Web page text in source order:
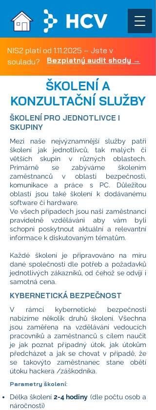
NIS2 platí od 1.11.2025 – Jste v
souladu?
Bezplatný audit shody →
ŠKOLENÍ A
KONZULTAČNÍ SLUŽBY
ŠKOLENÍ PRO JEDNOTLIVCE I
SKUPINY
Mezi naše nejvýznamnější služby patři
školení jak jednotlivců, tak malých či
větších skupin v různých oblastech.
Primárně se zabýváme školením
zaměstnanců v oblasti bezpečnosti,
komunikace a práce s PC. Důležitou
oblastí jsou také školení k dodávanému
software či hardware.
Ve všech případech jsou naši zaměstnanci
pravidelně vzděláváni aby vám byli
schopni poskytnout aktuální a relevantní
informace k diskutovaným tématům.
Každé školení je připravováno na míru
dané společnosti dle potřeb a požadavků
jednotlivých zákazníků, od čehož se odvíjí i
samotná cena.
KYBERNETICKÁ BEZPEČNOST
V rámci kybernetické bezpečnosti
nabízíme několik druhů školení. Všechna
jsou zaměřena na vzdělávání vedoucích
pracovníků a zaměstnanců s cílem naučit
je jak poznat případný útok, jak útokům
předcházet a jak se chovat v případě, že
se takovýto zaměstnanec stane obětí
útoku hackera /záškodníka.
Parametry školení:
Délka školení2-4 hodiny (dle počtu osob a
náročnosti)